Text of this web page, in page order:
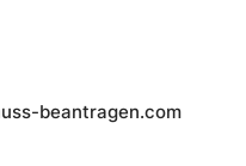
beantragen.com